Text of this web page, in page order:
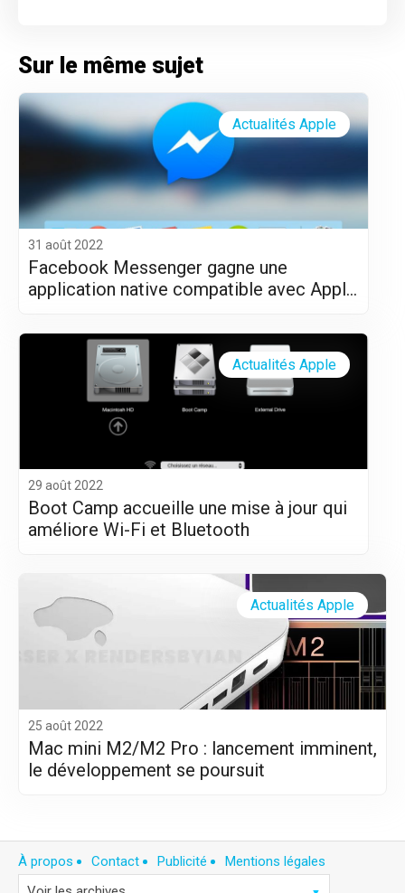
Sur le même sujet
31 août 2022
Facebook Messenger gagne une
application native compatible avec Apple
Actualités Apple
29 août 2022
Boot Camp accueille une mise à jour qui
améliore Wi-Fi et Bluetooth
Actualités Apple
25 août 2022
Mac mini M2/M2 Pro : lancement imminent,
le développement se poursuit
Actualités Apple
À propos Contact Publicité Mentions légales